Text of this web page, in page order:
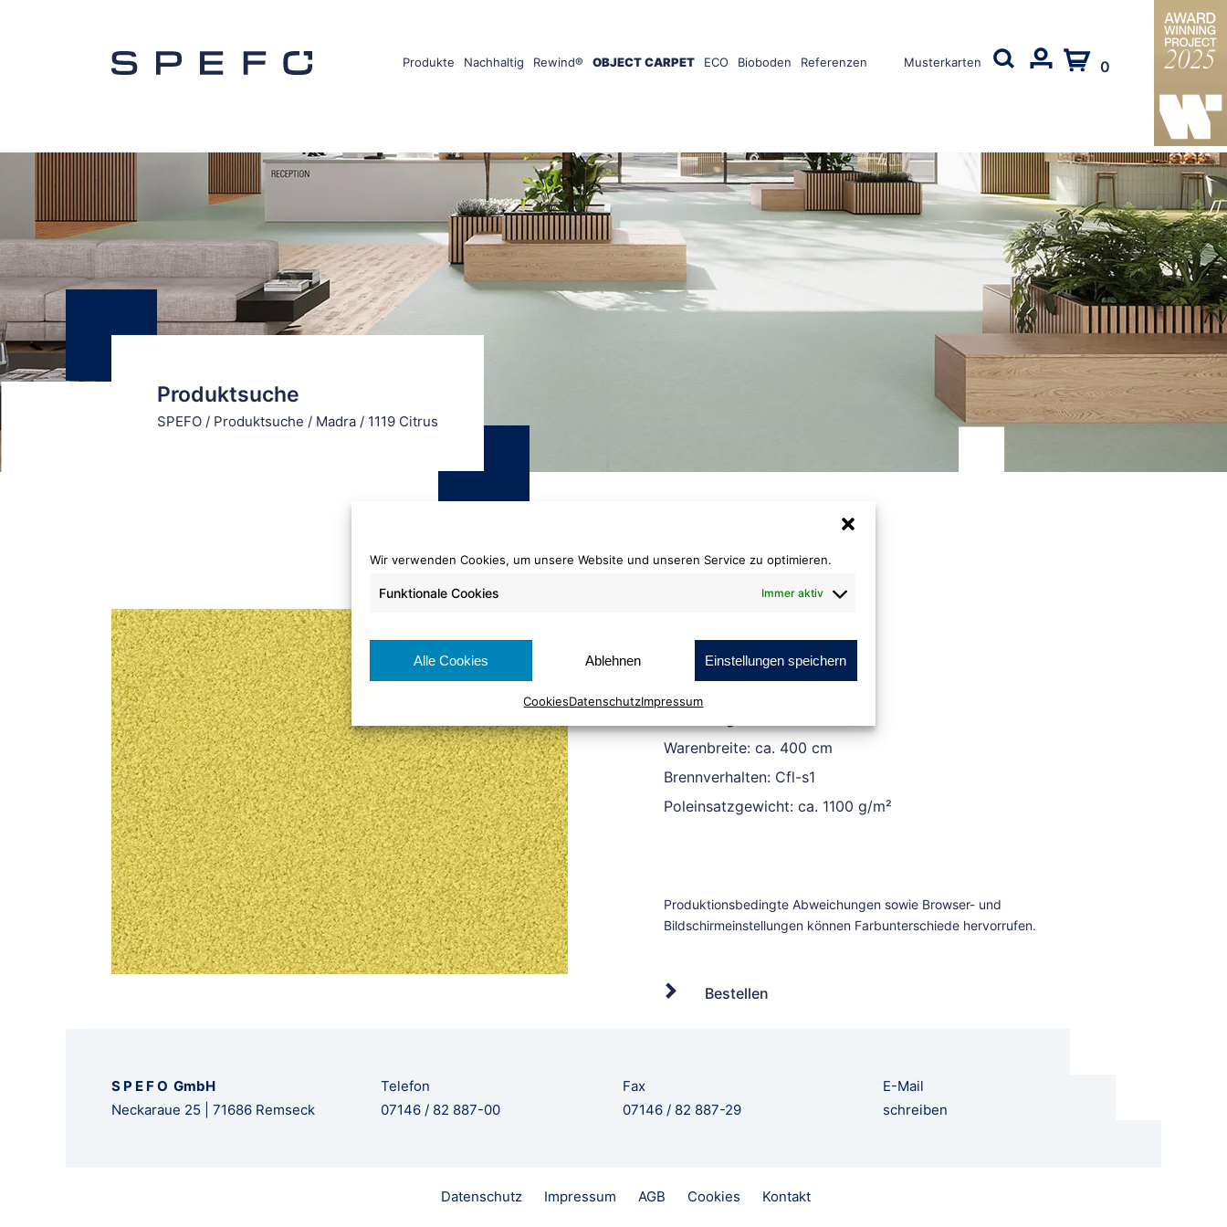
Wir verwenden Cookies, um unsere Website und unseren Service zu optimieren.
Funktionale Cookies Immer aktiv
Alle Cookies Ablehnen Einstellungen speichern
CookiesDatenschutzImpressum
Produkte Nachhaltig Rewind® OBJECT CARPET ECO Bioboden Referenzen Musterkarten 0
Produktsuche
SPEFO / Produktsuche / Madra / 1119 Citrus
1119 Citrus
Warenbreite: ca. 400 cm
Brennverhalten: Cfl-s1
Poleinsatzgewicht: ca. 1100 g/m²
Bestellen
S P E F O GmbH
Neckaraue 25 | 71686 Remseck
Telefon
07146 / 82 887-00
Fax
07146 / 82 887-29
E-Mail
schreiben
Datenschutz Impressum AGB Cookies Kontakt